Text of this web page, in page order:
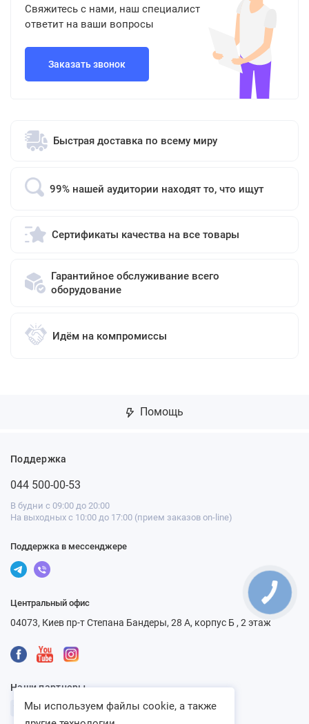
Свяжитесь с нами, наш специалист
ответит на ваши вопросы
Заказать звонок
Быстрая доставка по всему миру
99% нашей аудитории находят то, что ищут
Сертификаты качества на все товары
Гарантийное обслуживание всего
оборудование
Идём на компромиссы
Помощь
Поддержка
044 500-00-53
В будни с 09:00 до 20:00
На выходных с 10:00 до 17:00 (прием заказов on-line)
Поддержка в мессенджере
Центральный офис
04073, Киев пр-т Степана Бандеры, 28 А, корпус Б , 2 этаж
Наши партнеры
Мы используем файлы cookie, а также